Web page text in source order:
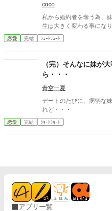
coco
私から婚約者を奪う為、
生は大きく変わる事にな
恋愛 完結 ｼｮｰﾄｼｮｰﾄ
（完）そんなに妹が
ら・・・
青空一夏
デートのたびに、病弱な
れど・・・
恋愛 完結 ｼｮｰﾄｼｮｰﾄ
アプリ一覧